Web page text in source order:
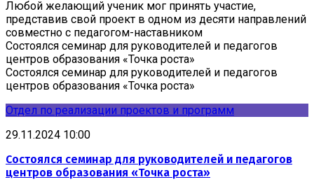
Любой желающий ученик мог принять участие,
представив свой проект в одном из десяти направлений
совместно с педагогом-наставником
Состоялся семинар для руководителей и педагогов
центров образования «Точка роста»
Состоялся семинар для руководителей и педагогов
центров образования «Точка роста»
Отдел по реализации проектов и программ
29.11.2024 10:00
Состоялся семинар для руководителей и педагогов
центров образования «Точка роста»